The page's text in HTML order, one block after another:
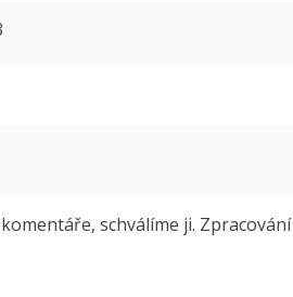
schválíme ji.